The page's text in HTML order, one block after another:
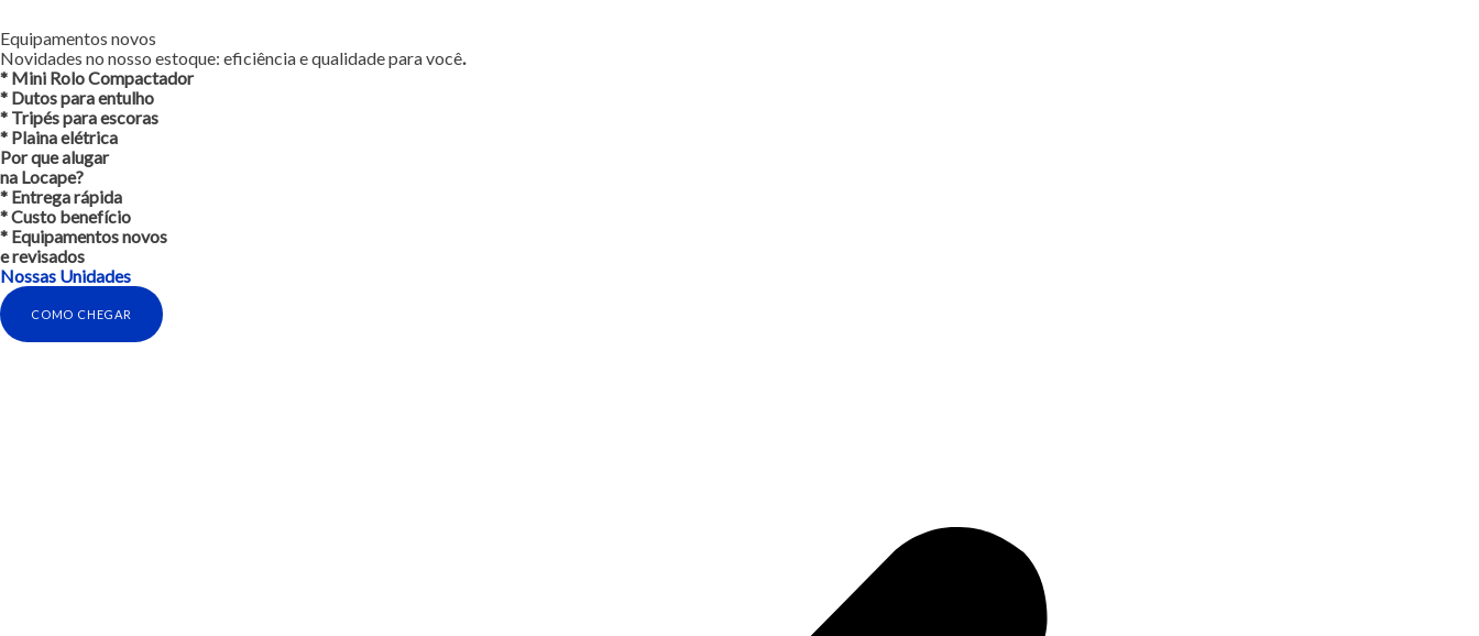
Equipamentos novos
Novidades no nosso estoque: eficiência e qualidade para você.
* Mini Rolo Compactador
* Dutos para entulho
* Tripés para escoras
* Plaina elétrica
Por que alugar
na Locape?
* Entrega rápida
* Custo benefício
* Equipamentos novos
e revisados
Nossas Unidades
COMO CHEGAR